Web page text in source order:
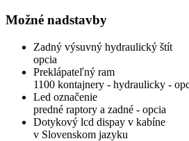
Možné nadstavby
Zadný výsuvný hydraulický štít
opcia
Preklápateľný ram
1100 kontajnery - hydraulicky -
Led označenie
predné raptory a zadné - opcia
Dotykový lcd dispay v kabíne
v Slovenskom jazyku